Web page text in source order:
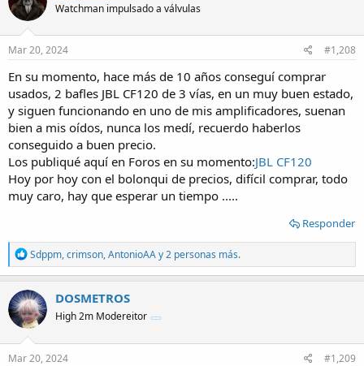
i
n
Watchman impulsado a válvulas
Mar 20, 2024 #1,208
En su momento, hace más de 10 años conseguí comprar
usados, 2 bafles JBL CF120 de 3 vías, en un muy buen estado,
y siguen funcionando en uno de mis amplificadores, suenan
bien a mis oídos, nunca los medí, recuerdo haberlos
conseguido a buen precio.
Los publiqué aquí en Foros en su momento:JBL CF120
Hoy por hoy con el bolonqui de precios, difícil comprar, todo
muy caro, hay que esperar un tiempo .....
Responder
R
e
a
c
t
i
o
n
s
Sdppm,crimson,AntonioAAy 2 personas más.
DOSMETROS
High 2m Modereitor
Mar 20, 2024 #1,209